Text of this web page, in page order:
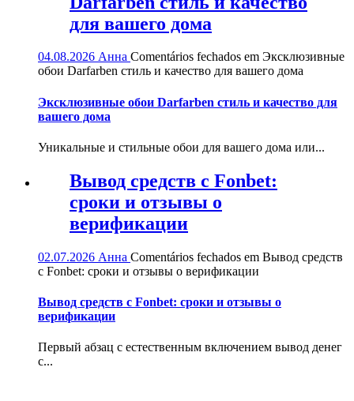
для вашего дома
04.08.2026 Анна Comentários fechados em Эксклюзивные
обои Darfarben стиль и качество для вашего дома
Эксклюзивные обои Darfarben стиль и качество для
вашего дома
Уникальные и стильные обои для вашего дома или...
Вывод средств с Fonbet:
сроки и отзывы о
верификации
02.07.2026 Анна Comentários fechados em Вывод средств
с Fonbet: сроки и отзывы о верификации
Вывод средств с Fonbet: сроки и отзывы о
верификации
Первый абзац с естественным включением вывод денег
с...